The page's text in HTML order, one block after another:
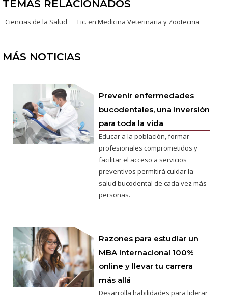
TEMAS RELACIONADOS
Ciencias de la Salud Lic. en Medicina Veterinaria y Zootecnia
MÁS NOTICIAS
Prevenir enfermedades
bucodentales, una inversión
para toda la vida
Educar a la población, formar
profesionales comprometidos y
facilitar el acceso a servicios
preventivos permitirá cuidar la
salud bucodental de cada vez más
personas.
Razones para estudiar un
MBA Internacional 100%
online y llevar tu carrera
más allá
Desarrolla habilidades para liderar